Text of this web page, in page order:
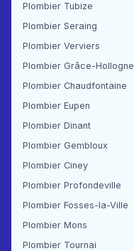
Plombier Tubize
Plombier Seraing
Plombier Verviers
Plombier Grâce-Hollogne
Plombier Chaudfontaine
Plombier Eupen
Plombier Dinant
Plombier Gembloux
Plombier Ciney
Plombier Profondeville
Plombier Fosses-la-Ville
Plombier Mons
Plombier Tournai